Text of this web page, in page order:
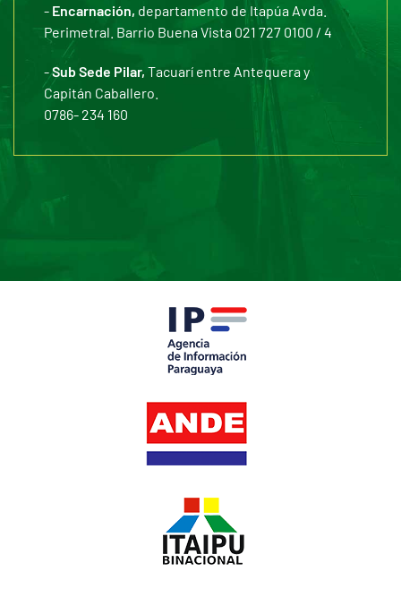
- Encarnación, departamento de Itapúa Avda.
Perimetral. Barrio Buena Vista 021 727 0100 / 4
-Sub Sede Pilar, Tacuarí entre Antequera y
Capitán Caballero.
0786- 234 160